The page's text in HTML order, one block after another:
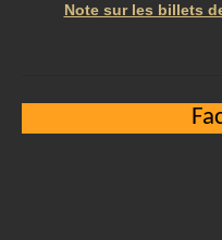
Note sur les billets